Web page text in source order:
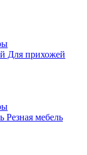
Для прихожей
Резная мебель